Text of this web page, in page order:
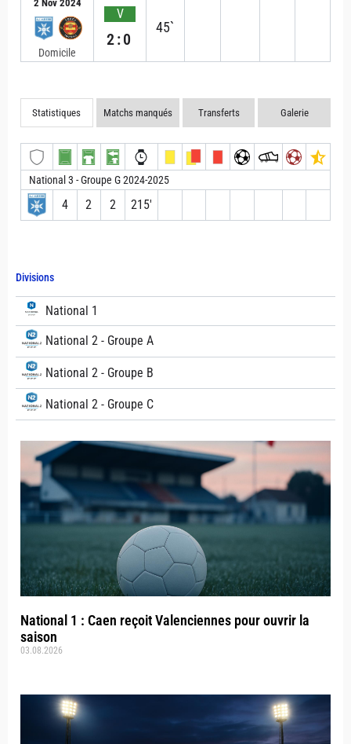
Divisions
National 1
National 2 - Groupe A
National 2 - Groupe B
National 2 - Groupe C
National 1 : Caen reçoit Valenciennes pour ouvrir la
saison
03.08.2026
2 Nov 2024
Domicile
V
2:0
45`
Statistiques Matchs manqués Transferts Galerie
National 3 - Groupe G 2024-2025
4 2 2 215′